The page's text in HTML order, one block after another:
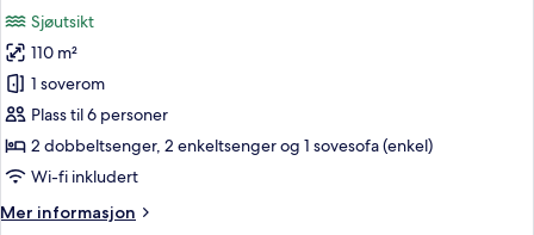
bildene
av
Duplex
Family
Suite
Sjøutsikt
110 m²
1 soverom
Plass til 6 personer
2 dobbeltsenger, 2 enkeltsenger og 1 sovesofa (enkel)
Wi-fi inkludert
Mer informasjon
Mer